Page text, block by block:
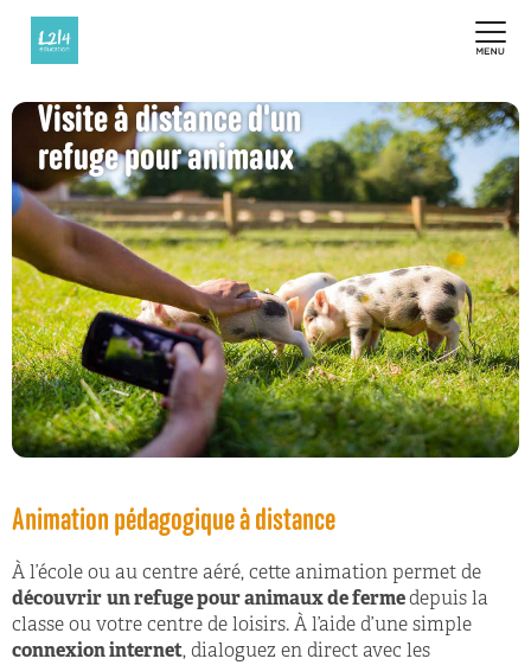
Visite à distance d'un
refuge pour animaux
Animation pédagogique à distance
À l’école ou au centre aéré, cette animation permet de
découvrir un refuge pour animaux de fermedepuis la
classe ou votre centre de loisirs. À l’aide d’une simple
connexion internet, dialoguez en direct avec les